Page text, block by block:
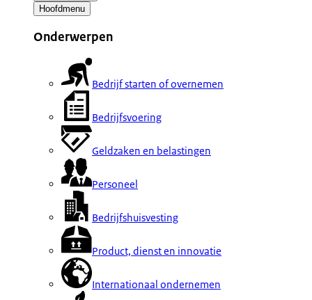
Hoofdmenu
Onderwerpen
Bedrijf starten of overnemen
Bedrijfsvoering
Geldzaken en belastingen
Personeel
Bedrijfshuisvesting
Product, dienst en innovatie
Internationaal ondernemen